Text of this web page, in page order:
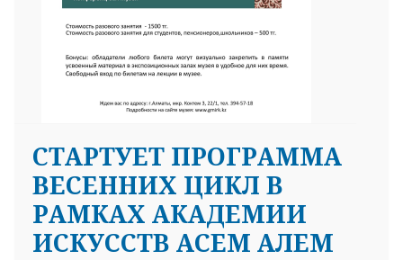
CТАРТУЕТ ПРОГРАММА
ВЕСЕННИХ ЦИКЛ В
РАМКАХ АКАДЕМИИ
ИСКУССТВ АСЕМ АЛЕМ